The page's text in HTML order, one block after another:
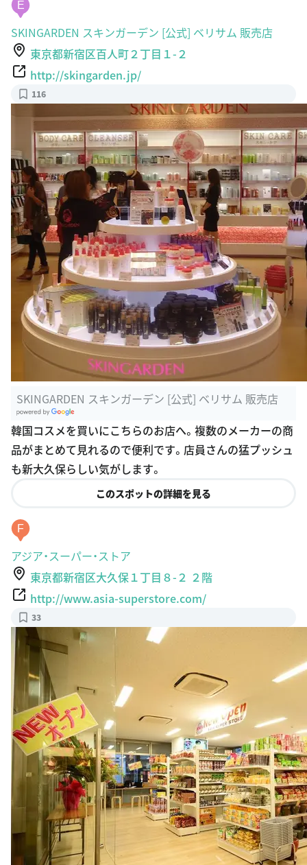
E
SKINGARDEN スキンガーデン [公式] ベリサム 販売店
東京都新宿区百人町２丁目１-２
http://skingarden.jp/
116
SKINGARDEN スキンガーデン [公式] ベリサム 販売店
oogle Plac
es
韓国コスメを買いにこちらのお店へ。複数のメーカーの商
品がまとめて見れるので便利です。店員さんの猛プッシュ
も新大久保らしい気がします。
このスポットの詳細を見る
F
アジア・スーパー・ストア
東京都新宿区大久保１丁目８-２ ２階
http://www.asia-superstore.com/
33